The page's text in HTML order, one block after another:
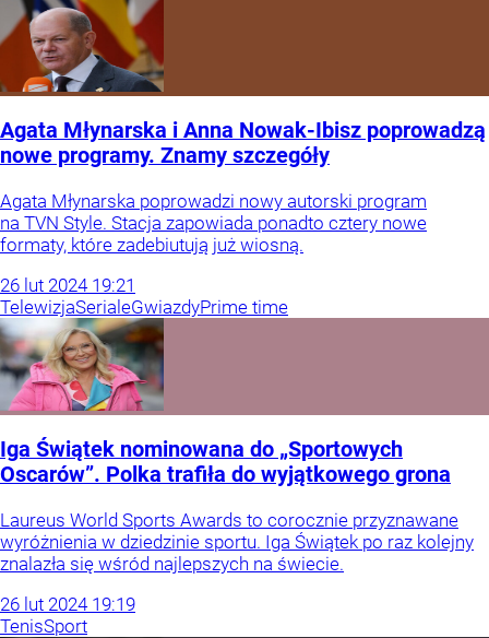
Agata Młynarska i Anna Nowak-Ibisz poprowadzą
nowe programy. Znamy szczegóły
Agata Młynarska poprowadzi nowy autorski program
na TVN Style. Stacja zapowiada ponadto cztery nowe
formaty, które zadebiutują już wiosną.
26 lut 2024 19:21
TelewizjaSerialeGwiazdyPrime time
Iga Świątek nominowana do „Sportowych
Oscarów”. Polka trafiła do wyjątkowego grona
Laureus World Sports Awards to corocznie przyznawane
wyróżnienia w dziedzinie sportu. Iga Świątek po raz kolejny
znalazła się wśród najlepszych na świecie.
26 lut 2024 19:19
TenisSport